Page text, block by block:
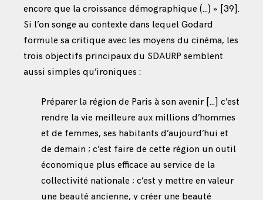
encore que la croissance démographique (…) » [39] .
Si l’on songe au contexte dans lequel Godard
formule sa critique avec les moyens du cinéma, les
trois objectifs principaux du SDAURP semblent
aussi simples qu’ironiques :
Préparer la région de Paris à son avenir […] c’est
rendre la vie meilleure aux millions d’hommes
et de femmes, ses habitants d’aujourd’hui et
de demain ; c’est faire de cette région un outil
économique plus efficace au service de la
collectivité nationale ; c’est y mettre en valeur
une beauté ancienne, y créer une beauté